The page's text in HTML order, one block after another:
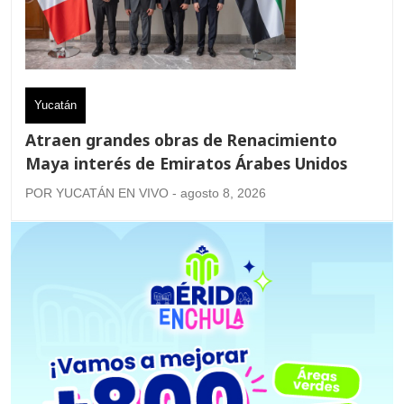
Yucatán
Atraen grandes obras de Renacimiento
Maya interés de Emiratos Árabes Unidos
POR YUCATÁN EN VIVO - agosto 8, 2026